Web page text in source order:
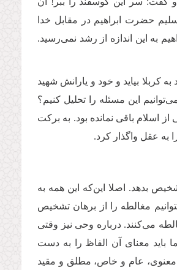
حضرت ابراهیم در مقابل خدا
به این اندازه از رشد نمی‌رسید.
کربلا بیاید و خود و یارانش شهید
این مسئله را تحلیل کنیم؟
از اسلام باقی نمانده بود. به برکت
عقل واگذار کرد.
بدهد. اصلا این‌که این همه به
مغالطه را از برهان تشخیص
می‌کنند. درباره وحی نیز وقتی
باید معنای آن الفاظ را به دست
معنوی، عام و خاص، مطلق و مقید